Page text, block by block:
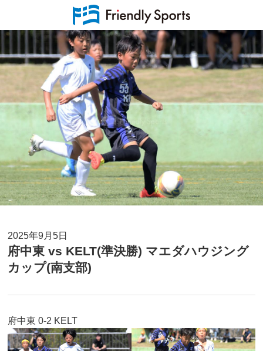
2025年9月5日
府中東 vs KELT(準決勝) マエダハウジング
カップ(南支部)
府中東 0-2 KELT